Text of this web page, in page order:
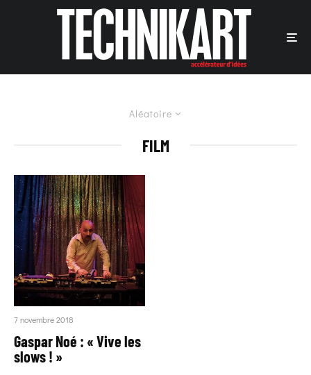
Aléatoire
FILM
7 novembre 2018
Gaspar Noé : « Vive les
slows ! »